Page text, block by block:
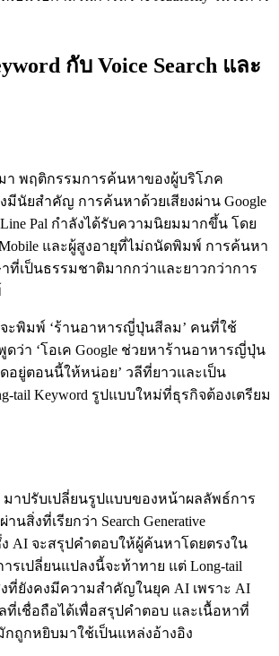
กับ Voice Search และ
า พฤติกรรมการค้นหาของผู้บริโภค
มีนัยสำคัญ การค้นหาด้วยเสียงผ่าน Google
Line Pal กำลังได้รับความนิยมมากขึ้น โดย
และผู้สูงอายุที่ไม่ถนัดพิมพ์ การค้นหา
ที่เป็นธรรมชาติมากกว่าและยาวกว่าการ
ะพิมพ์ ‘ร้านอาหารญี่ปุ่นสีลม’ คนที่ใช้
พูดว่า ‘โอเค Google ช่วยหาร้านอาหารญี่ปุ่น
อยู่ตอนนี้ให้หน่อย’ วลีที่ยาวและเป็น
tail Keyword รูปแบบใหม่ที่ธุรกิจต้องเตรียม
มาปรับเปลี่ยนรูปแบบของหน้าผลลัพธ์การ
นสิ่งที่เรียกว่า Search Generative
ซึ่ง AI จะสรุปคำตอบให้ผู้ค้นหาโดยตรงใน
รเปลี่ยนแปลงนี้จะท้าทาย แต่ Long-tail
งที่ยังคงมีความสำคัญในยุค AI เพราะ AI
เชื่อถือได้เพื่อสรุปคำตอบ และเนื้อหาที่
กถูกหยิบมาใช้เป็นแหล่งอ้างอิง